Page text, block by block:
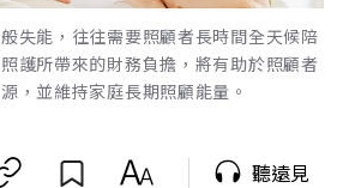
失能，往往需要照顧者長時間全天候陪
護所帶來的財務負擔，將有助於照顧者
，並維持家庭長期照顧能量。
聽遠見